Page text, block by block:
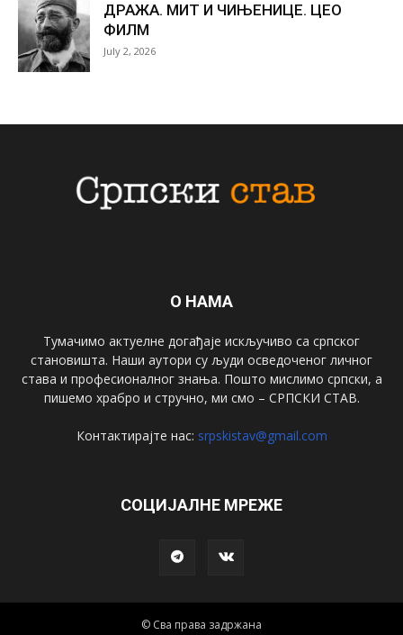
ДРАЖА. МИТ И ЧИЊЕНИЦЕ. ЦЕО
ФИЛМ
July 2, 2026
О НАМА
Тумачимо актуелне догађаје искључиво са српског
становишта. Наши аутори су људи осведоченог личног
става и професионалног знања. Пошто мислимо српски, а
пишемо храбро и стручно, ми смо – СРПСКИ СТАВ.
Контактирајте нас: srpskistav@gmail.com
СОЦИЈАЛНЕ МРЕЖЕ
© Сва права задржана